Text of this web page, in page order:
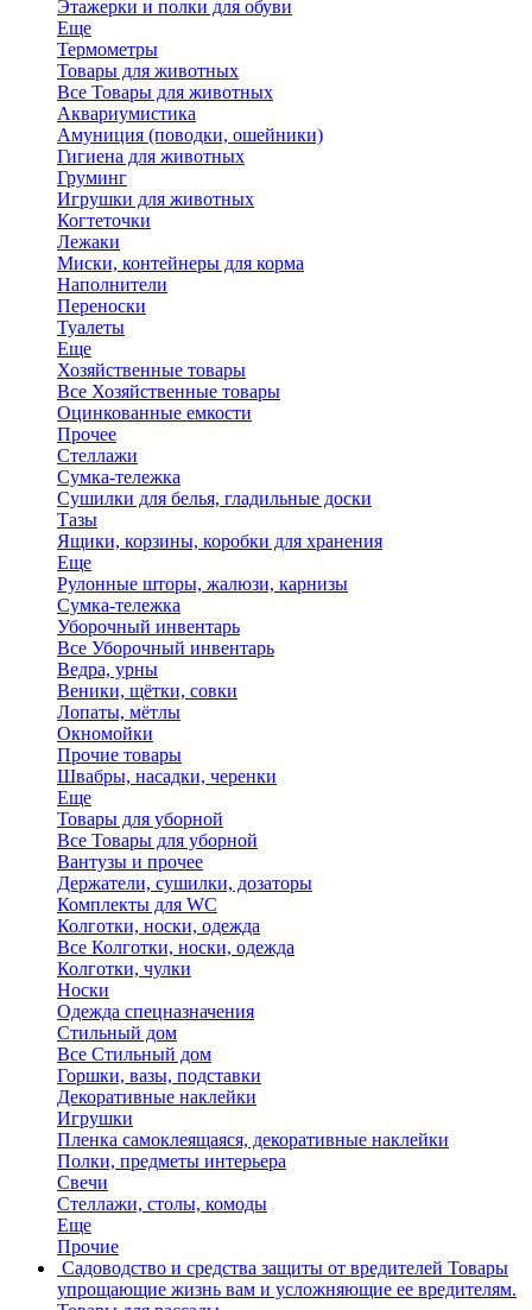
Этажерки и полки для обуви
Еще
Термометры
Товары для животных
Все Товары для животных
Аквариумистика
Амуниция (поводки, ошейники)
Гигиена для животных
Груминг
Игрушки для животных
Когтеточки
Лежаки
Миски, контейнеры для корма
Наполнители
Переноски
Туалеты
Еще
Хозяйственные товары
Все Хозяйственные товары
Оцинкованные емкости
Прочее
Стеллажи
Сумка-тележка
Сушилки для белья, гладильные доски
Тазы
Ящики, корзины, коробки для хранения
Еще
Рулонные шторы, жалюзи, карнизы
Сумка-тележка
Уборочный инвентарь
Все Уборочный инвентарь
Ведра, урны
Веники, щётки, совки
Лопаты, мётлы
Окномойки
Прочие товары
Швабры, насадки, черенки
Еще
Товары для уборной
Все Товары для уборной
Вантузы и прочее
Держатели, сушилки, дозаторы
Комплекты для WC
Колготки, носки, одежда
Все Колготки, носки, одежда
Колготки, чулки
Носки
Одежда спецназначения
Стильный дом
Все Стильный дом
Горшки, вазы, подставки
Декоративные наклейки
Игрушки
Пленка самоклеящаяся, декоративные наклейки
Полки, предметы интерьера
Свечи
Стеллажи, столы, комоды
Еще
Прочие
Садоводство и средства защиты от вредителей Товары
упрощающие жизнь вам и усложняющие ее вредителям.